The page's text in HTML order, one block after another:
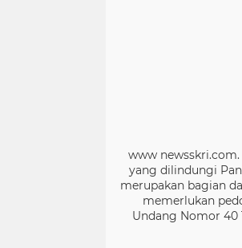
www
yang dilindungi
merupakan bagian
memerlukan
Undang Nomor 40